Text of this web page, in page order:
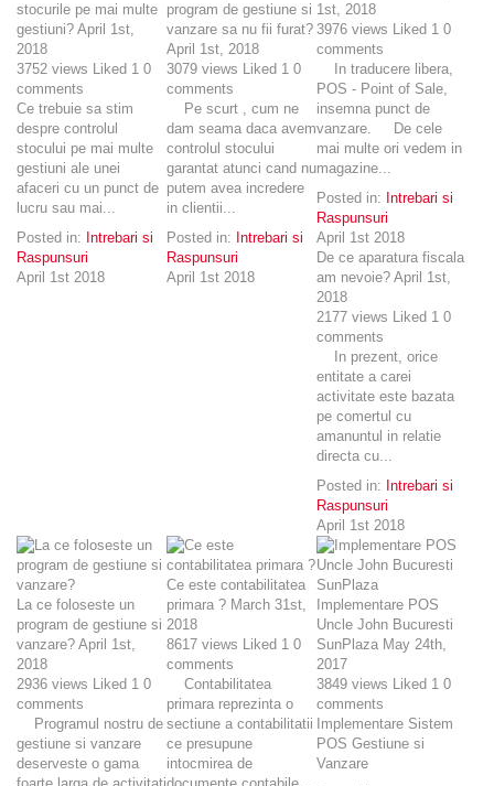
stocurile pe mai multe
gestiuni? April 1st,
2018
3752 views Liked 1 0
comments
Ce trebuie sa stim
despre controlul
stocului pe mai multe
gestiuni ale unei
afaceri cu un punct de
lucru sau mai...
Posted in: Intrebari si
Raspunsuri
April 1st 2018
program de gestiune si
vanzare sa nu fii furat?
April 1st, 2018
3079 views Liked 1 0
comments
Pe scurt , cum ne
dam seama daca avem
controlul stocului
garantat atunci cand nu
putem avea incredere
in clientii...
Posted in: Intrebari si
Raspunsuri
April 1st 2018
1st, 2018
3976 views Liked 1 0
comments
In traducere libera,
POS - Point of Sale,
insemna punct de
vanzare. De cele
mai multe ori vedem in
magazine...
Posted in: Intrebari si
Raspunsuri
April 1st 2018
De ce aparatura fiscala
am nevoie? April 1st,
2018
2177 views Liked 1 0
comments
In prezent, orice
entitate a carei
activitate este bazata
pe comertul cu
amanuntul in relatie
directa cu...
Posted in: Intrebari si
Raspunsuri
April 1st 2018
La ce foloseste un
program de gestiune si
vanzare? April 1st,
2018
2936 views Liked 1 0
comments
Programul nostru de
gestiune si vanzare
deserveste o gama
Ce este contabilitatea
primara ? March 31st,
2018
8617 views Liked 1 0
comments
Contabilitatea
primara reprezinta o
sectiune a contabilitatii
ce presupune
intocmirea de
Implementare POS
Uncle John Bucuresti
SunPlaza May 24th,
2017
3849 views Liked 1 0
comments
Implementare Sistem
POS Gestiune si
Vanzare